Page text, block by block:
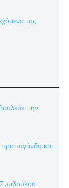
της
την
προπαγάνδα και